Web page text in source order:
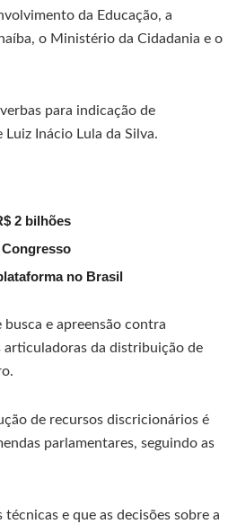
da Educação, a
o Ministério da Cidadania e o
para indicação de
Inácio Lula da Silva.
2 bilhões
no Brasil
e apreensão contra
articuladoras da distribuição de
de recursos discricionários é
parlamentares, seguindo as
e que as decisões sobre a